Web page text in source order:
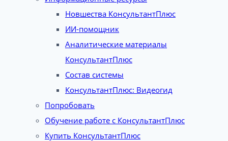
Новшества КонсультантПлюс
ИИ-помощник
Аналитические материалы
КонсультантПлюс
Состав системы
КонсультантПлюс: Видеогид
Попробовать
Обучение работе с КонсультантПлюс
Купить КонсультантПлюс